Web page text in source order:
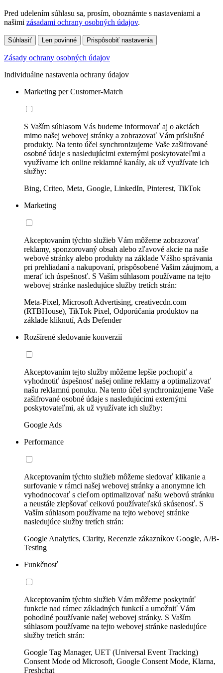
Pred udelením súhlasu sa, prosím, oboznámte s nastaveniami a
našimi zásadami ochrany osobných údajov.
Súhlasiť Len povinné Prispôsobiť nastavenia
Zásady ochrany osobných údajov
Individuálne nastavenia ochrany údajov
Marketing per Customer-Match
S Vaším súhlasom Vás budeme informovať aj o akciách
mimo našej webovej stránky a zobrazovať Vám príslušné
produkty. Na tento účel synchronizujeme Vaše zašifrované
osobné údaje s nasledujúcimi externými poskytovateľmi a
využívame ich online reklamné kanály, ak už využívate ich
služby:
Bing, Criteo, Meta, Google, LinkedIn, Pinterest, TikTok
Marketing
Akceptovaním týchto služieb Vám môžeme zobrazovať
reklamy, sponzorovaný obsah alebo zľavové akcie na naše
webové stránky alebo produkty na základe Vášho správania
pri prehliadaní a nakupovaní, prispôsobené Vašim záujmom, a
merať ich úspešnosť. S Vaším súhlasom používame na tejto
webovej stránke nasledujúce služby tretích strán:
Meta-Pixel, Microsoft Advertising, creativecdn.com
(RTBHouse), TikTok Pixel, Odporúčania produktov na
základe kliknutí, Ads Defender
Rozšírené sledovanie konverzií
Akceptovaním tejto služby môžeme lepšie pochopiť a
vyhodnotiť úspešnosť našej online reklamy a optimalizovať
našu reklamnú ponuku. Na tento účel synchronizujeme Vaše
zašifrované osobné údaje s nasledujúcimi externými
poskytovateľmi, ak už využívate ich služby:
Google Ads
Performance
Akceptovaním týchto služieb môžeme sledovať klikanie a
surfovanie v rámci našej webovej stránky a anonymne ich
vyhodnocovať s cieľom optimalizovať našu webovú stránku
a neustále zlepšovať celkovú používateľskú skúsenosť. S
Vaším súhlasom používame na tejto webovej stránke
nasledujúce služby tretích strán:
Google Analytics, Clarity, Recenzie zákazníkov Google, A/B-
Testing
Funkčnosť
Akceptovaním týchto služieb Vám môžeme poskytnúť
funkcie nad rámec základných funkcií a umožniť Vám
pohodlné používanie našej webovej stránky. S Vaším
súhlasom používame na tejto webovej stránke nasledujúce
služby tretích strán:
Google Tag Manager, UET (Universal Event Tracking)
Consent Mode od Microsoft, Google Consent Mode, Klarna,
Freshchat